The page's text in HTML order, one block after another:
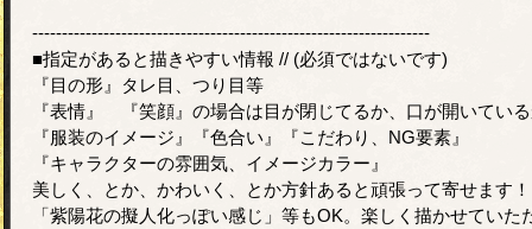
-------------------------------------------------------------------
■指定があると描きやすい情報 // (必須ではないです)
『目の形』タレ目、つり目等
『表情』 『笑顔』の場合は目が閉じてるか、口が開いてい
『服装のイメージ』『色合い』『こだわり、NG要素』
『キャラクターの雰囲気、イメージカラー』
美しく、とか、かわいく、とか方針あると頑張って寄せます！
「紫陽花の擬人化っぽい感じ」等もOK。楽しく描かせていた